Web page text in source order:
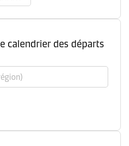
calendrier des départs